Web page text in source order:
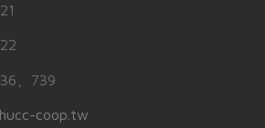
、739
coop.tw